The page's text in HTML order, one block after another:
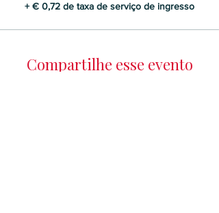
+ € 0,72 de taxa de serviço de ingresso
Compartilhe esse evento